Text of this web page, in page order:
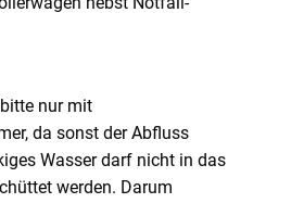
nur mit
da sonst der Abfluss
Wasser darf nicht in das
werden. Darum